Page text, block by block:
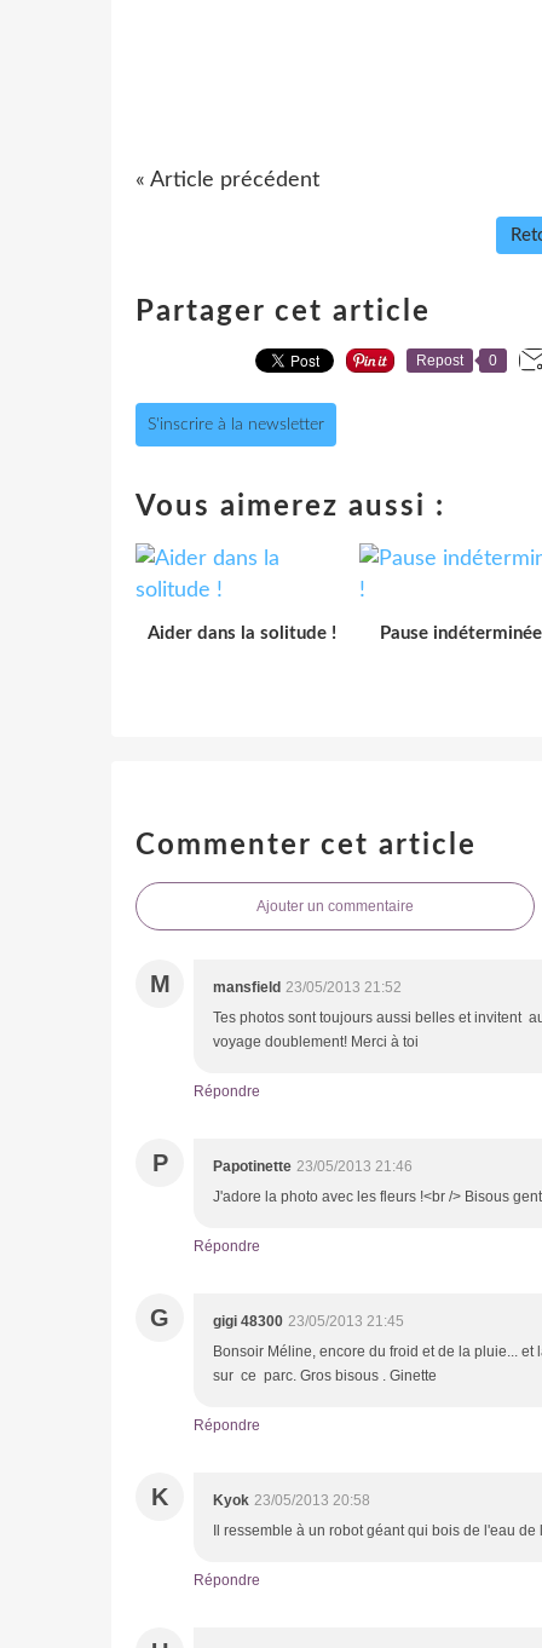
« Article précédent
Partager cet article
Repost 0
S'inscrire à la newsletter
Vous aimerez aussi :
Aider dans la solitude ! Pause
Commenter cet article
Ajouter un commentaire
M mansfield 23/05/2013 21:52
Tes photos sont toujours aussi belles et invitent
voyage doublement! Merci à toi
Répondre
P Papotinette 23/05/2013 21:46
J'adore la photo avec les fleurs !<br /> Bisous
Répondre
G gigi 48300 23/05/2013 21:45
Bonsoir Méline, encore du froid et de la pluie...
sur ce parc. Gros bisous . Ginette
Répondre
K Kyok 23/05/2013 20:58
Il ressemble à un robot géant qui bois de l'eau de
Répondre